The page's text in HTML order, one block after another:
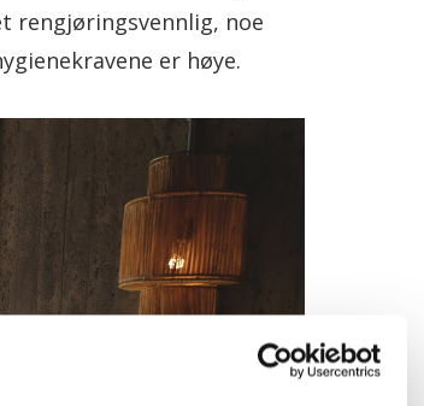
rengjøringsvennlig, noe
er høye.